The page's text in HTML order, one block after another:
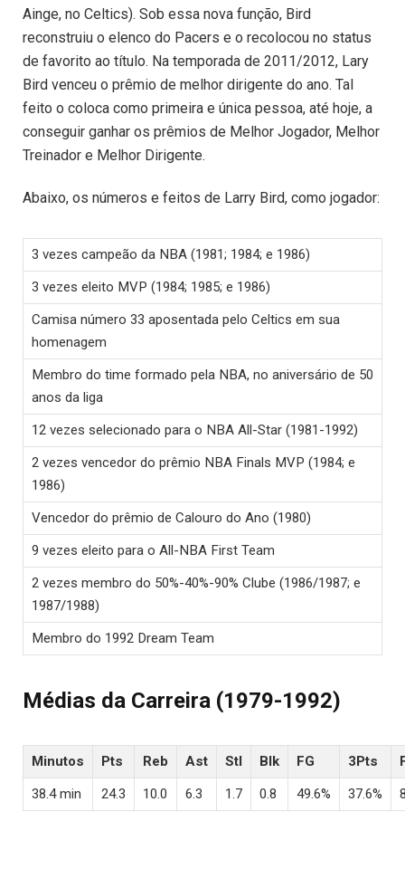
Ainge, no Celtics). Sob essa nova função, Bird
reconstruiu o elenco do Pacers e o recolocou no status
de favorito ao título. Na temporada de 2011/2012, Lary
Bird venceu o prêmio de melhor dirigente do ano. Tal
feito o coloca como primeira e única pessoa, até hoje, a
conseguir ganhar os prêmios de Melhor Jogador, Melhor
Treinador e Melhor Dirigente.
Abaixo, os números e feitos de Larry Bird, como jogador:
3 vezes campeão da NBA (1981; 1984; e 1986)
3 vezes eleito MVP (1984; 1985; e 1986)
Camisa número 33 aposentada pelo Celtics em sua
homenagem
Membro do time formado pela NBA, no aniversário de 50
anos da liga
12 vezes selecionado para o NBA All-Star (1981-1992)
2 vezes vencedor do prêmio NBA Finals MVP (1984; e
1986)
Vencedor do prêmio de Calouro do Ano (1980)
9 vezes eleito para o All-NBA First Team
2 vezes membro do 50%-40%-90% Clube (1986/1987; e
1987/1988)
Membro do 1992 Dream Team
Médias da Carreira (1979-1992)
Minutos Pts Reb Ast Stl Blk FG 3Pts
38.4 min
24.3 10.0 6.3 1.7 0.8 49.6% 37.6%